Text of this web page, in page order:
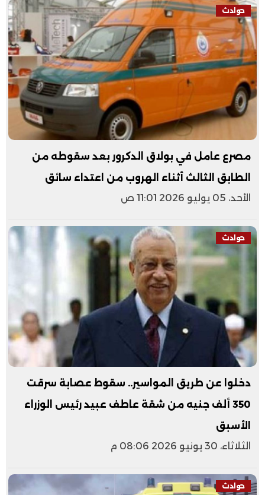
حوادث
مصرع عامل في بولاق الدكرور بعد سقوطه من
الطابق الثالث أثناء الهروب من اعتداء سائق
الأحد، 05 يوليو 2026 11:01 ص
حوادث
دخلوا عن طريق المواسير.. سقوط عصابة سرقت
350 ألف جنيه من شقة عاطف عبيد رئيس الوزراء
الأسبق
الثلاثاء، 30 يونيو 2026 08:06 م
حوادث